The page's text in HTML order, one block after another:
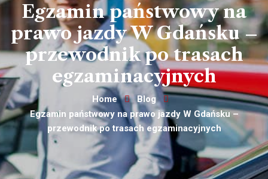
Egzamin państwowy na
prawo jazdy W Gdańsku –
przewodnik po trasach
egzaminacyjnych
Home
Blog
Egzamin państwowy na prawo jazdy W Gdańsku –
przewodnik po trasach egzaminacyjnych